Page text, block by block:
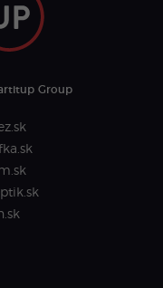
Group